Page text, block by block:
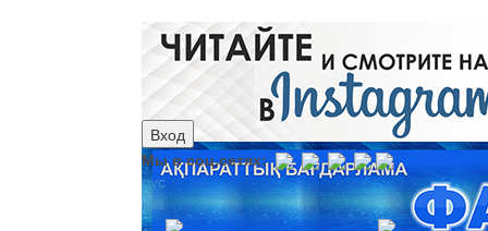
Вход
Мы в соц.сетях:
рус
каз